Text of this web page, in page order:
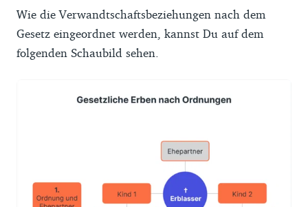
Wie die Verwandtschaftsbeziehungen nach dem
Gesetz eingeordnet werden, kannst Du auf dem
folgenden Schaubild sehen.